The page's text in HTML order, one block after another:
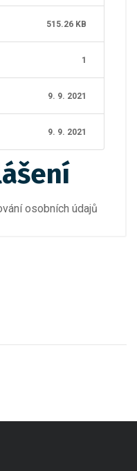
515.26 KB
1
9. 9. 2021
9. 9. 2021
osobních údajů